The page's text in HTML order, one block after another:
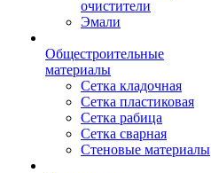
очистители
Эмали
Общестроительные
материалы
Сетка кладочная
Сетка пластиковая
Сетка рабица
Сетка сварная
Стеновые материалы